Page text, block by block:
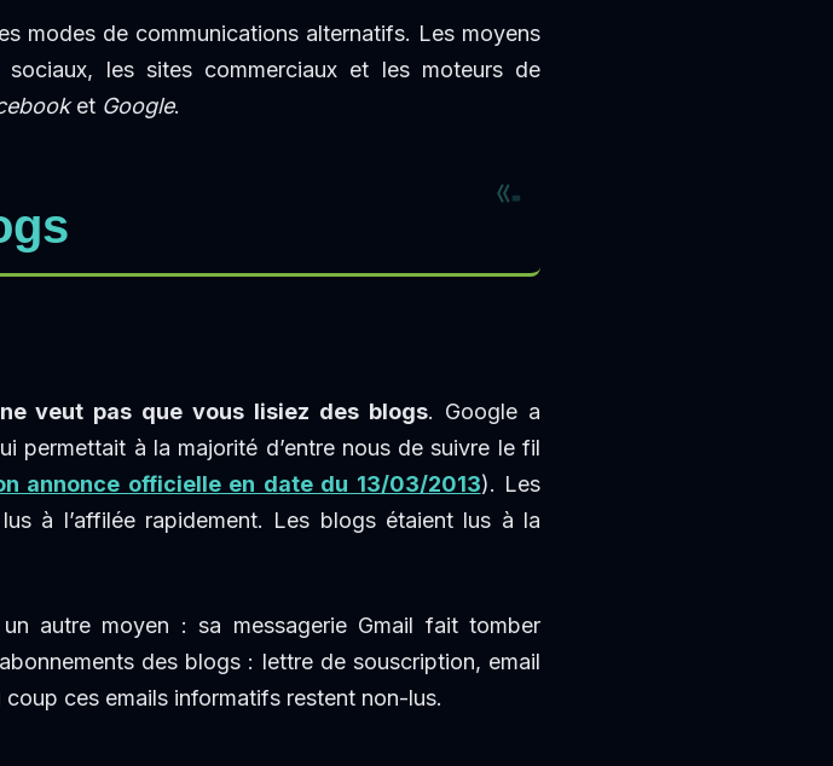
modes de communications alternatifs. Les moyens
les sites commerciaux et les moteurs de
et Google.
veut pas que vous lisiez des blogs. Google a
permettait à la majorité d’entre nous de suivre le fil
annonce officielle en date du 13/03/2013). Les
à l’affilée rapidement. Les blogs étaient lus à la
autre moyen : sa messagerie Gmail fait tomber
des blogs : lettre de souscription, email
coup ces emails informatifs restent non-lus.